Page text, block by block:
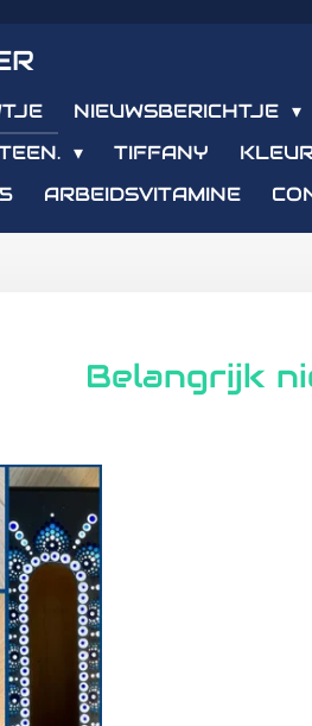
NIEUWSBERICHTJE
TIFFANY
ARBEIDSVITAMINE
Belangrijk